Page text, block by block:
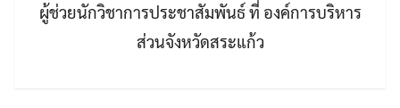
ผู้ช่วยนักวิชาการประชาสัมพันธ์ ที่ องค์การบริหาร
ส่วนจังหวัดสระแก้ว